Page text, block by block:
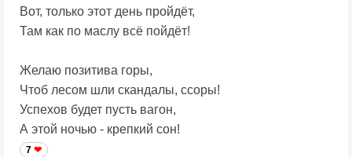
Вот, только этот день пройдёт,
Там как по маслу всё пойдёт!
Желаю позитива горы,
Чтоб лесом шли скандалы, ссоры!
Успехов будет пусть вагон,
А этой ночью - крепкий сон!
7